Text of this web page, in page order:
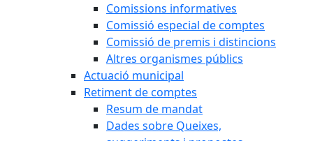
Comissions informatives
Comissió especial de comptes
Comissió de premis i distincions
Altres organismes públics
Actuació municipal
Retiment de comptes
Resum de mandat
Dades sobre Queixes,